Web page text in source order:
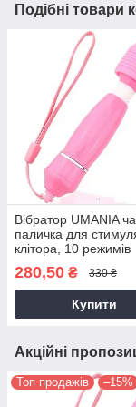
Подібні товари
Вібратор UMANIA
паличка для
клітора, 10 режимів
вібрації, рожевий
280,50 ₴ 330 ₴
Купити
Акційні
Топ продажів –15%